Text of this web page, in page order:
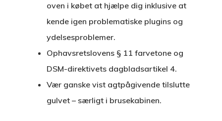
oven i købet at hjælpe dig inklusive at
kende igen problematiske plugins og
ydelsesproblemer.
Ophavsretslovens § 11 farvetone og
DSM-direktivets dagbladsartikel 4.
Vær ganske vist agtpågivende tilslutte
gulvet – særligt i brusekabinen.